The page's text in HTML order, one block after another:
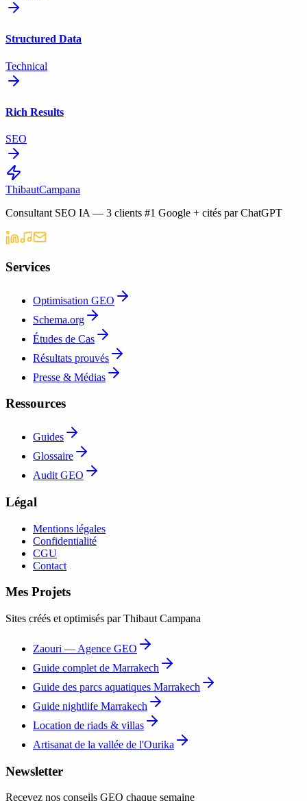
Structured Data
Technical
Rich Results
SEO
ThibautCampana
Consultant SEO IA — 3 clients #1 Google + cités par ChatGPT
Services
Optimisation GEO
Schema.org
Études de Cas
Résultats prouvés
Presse & Médias
Ressources
Guides
Glossaire
Audit GEO
Légal
Mentions légales
Confidentialité
CGU
Contact
Mes Projets
Sites créés et optimisés par Thibaut Campana
Zaouri — Agence GEO
Guide complet de Marrakech
Guide des parcs aquatiques Marrakech
Guide nightlife Marrakech
Location de riads & villas
Artisanat de la vallée de l'Ourika
Newsletter
Recevez nos conseils GEO chaque semaine